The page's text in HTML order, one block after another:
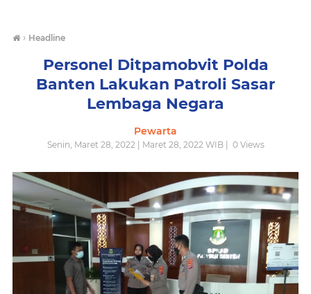
› Headline
Personel Ditpamobvit Polda
Banten Lakukan Patroli Sasar
Lembaga Negara
Pewarta
Senin, Maret 28, 2022 | Maret 28, 2022 WIB | 0Views